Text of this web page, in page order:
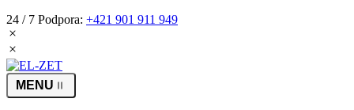
24 / 7 Podpora: +421 901 911 949